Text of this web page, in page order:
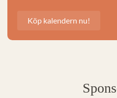
Köp kalendern nu!